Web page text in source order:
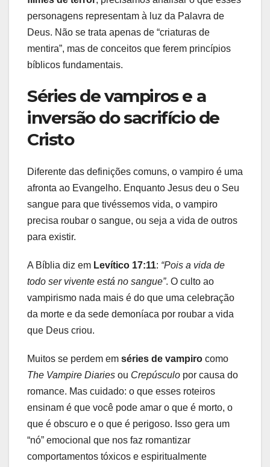
personagens representam à luz da Palavra de
Deus. Não se trata apenas de “criaturas de
mentira”, mas de conceitos que ferem princípios
bíblicos fundamentais.
Séries de vampiros e a
inversão do sacrifício de
Cristo
Diferente das definições comuns, o vampiro é uma
afronta ao Evangelho. Enquanto Jesus deu o Seu
sangue para que tivéssemos vida, o vampiro
precisa roubar o sangue, ou seja a vida de outros
para existir.
A Bíblia diz em Levítico 17:11: “Pois a vida de
todo ser vivente está no sangue”. O culto ao
vampirismo nada mais é do que uma celebração
da morte e da sede demoníaca por roubar a vida
que Deus criou.
Muitos se perdem em séries de vampiro como
The Vampire Diaries ou Crepúsculo por causa do
romance. Mas cuidado: o que esses roteiros
ensinam é que você pode amar o que é morto, o
que é obscuro e o que é perigoso. Isso gera um
“nó” emocional que nos faz romantizar
comportamentos tóxicos e espiritualmente